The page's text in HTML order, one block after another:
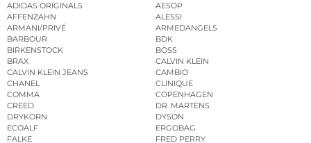
ADIDAS ORIGINALS
AESOP
AFFENZAHN
ALESSI
ARMANI/PRIVÉ
ARMEDANGELS
BARBOUR
BDK
BIRKENSTOCK
BOSS
BRAX
CALVIN KLEIN
CALVIN KLEIN JEANS
CAMBIO
CHANEL
CLINIQUE
COMMA
COPENHAGEN
CREED
DR. MARTENS
DRYKORN
DYSON
ECOALF
ERGOBAG
FALKE
FRED PERRY